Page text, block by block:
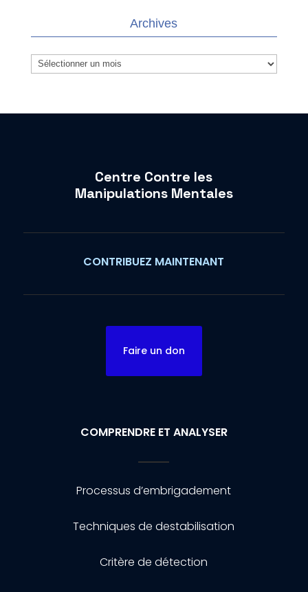
Archives
Archives
Centre Contre les
Manipulations Mentales
CONTRIBUEZ MAINTENANT
Faire un don
COMPRENDRE ET ANALYSER
Processus d’embrigadement
Techniques de destabilisation
Critère de détection